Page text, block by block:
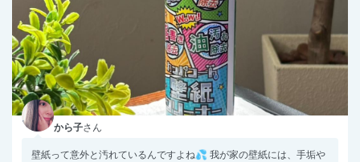
から子さん
壁紙って意外と汚れているんですよね💦 我が家の壁紙には、手垢や